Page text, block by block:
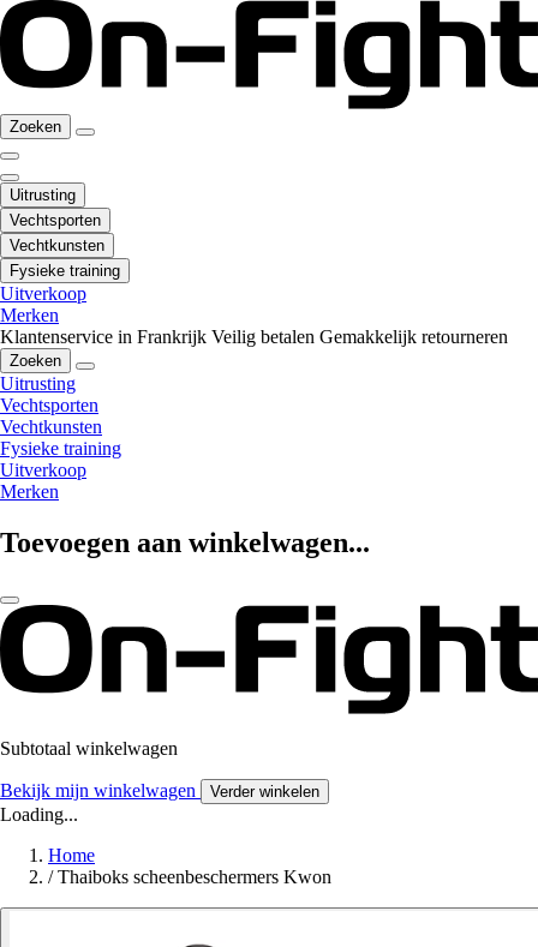
Zoeken
Uitrusting
Vechtsporten
Vechtkunsten
Fysieke training
Uitverkoop
Merken
Klantenservice in Frankrijk Veilig betalen Gemakkelijk retourneren
Zoeken
Uitrusting
Vechtsporten
Vechtkunsten
Fysieke training
Uitverkoop
Merken
Toevoegen aan winkelwagen...
Subtotaal winkelwagen
Bekijk mijn winkelwagen Verder winkelen
Loading...
Home
/ Thaiboks scheenbeschermers Kwon